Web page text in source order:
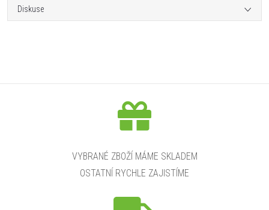
Diskuse
VYBRANÉ ZBOŽÍ MÁME SKLADEM
OSTATNÍ RYCHLE ZAJISTÍME